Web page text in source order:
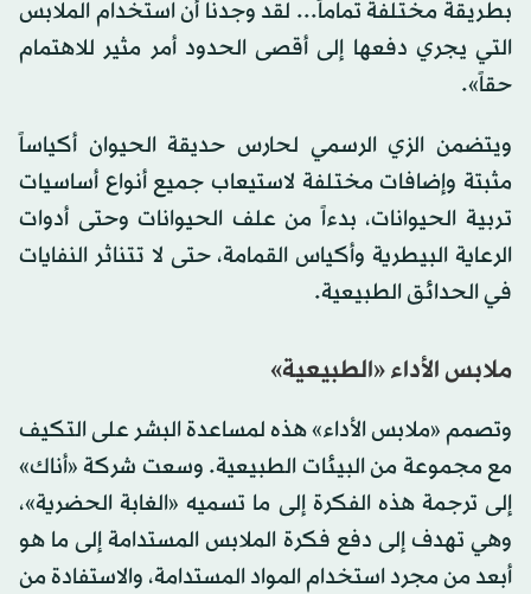
بطريقة مختلفة تماماً... لقد وجدنا أن استخدام الملابس
التي يجري دفعها إلى أقصى الحدود أمر مثير للاهتمام
حقاً».
ويتضمن الزي الرسمي لحارس حديقة الحيوان أكياساً
مثبتة وإضافات مختلفة لاستيعاب جميع أنواع أساسيات
تربية الحيوانات، بدءاً من علف الحيوانات وحتى أدوات
الرعاية البيطرية وأكياس القمامة، حتى لا تتناثر النفايات
في الحدائق الطبيعية.
ملابس الأداء «الطبيعية»
وتصمم «ملابس الأداء» هذه لمساعدة البشر على التكيف
مع مجموعة من البيئات الطبيعية. وسعت شركة «أناك»
إلى ترجمة هذه الفكرة إلى ما تسميه «الغابة الحضرية»،
وهي تهدف إلى دفع فكرة الملابس المستدامة إلى ما هو
أبعد من مجرد استخدام المواد المستدامة، والاستفادة من